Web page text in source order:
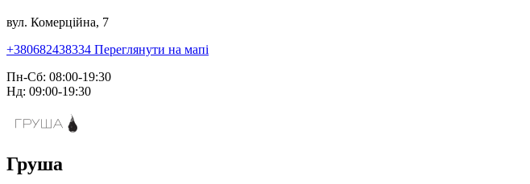
вул. Комерційна, 7
+380682438334 Переглянути на мапі
Пн-Сб: 08:00-19:30
Нд: 09:00-19:30
Груша